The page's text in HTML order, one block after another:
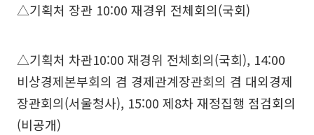
△기획처 장관 10:00 재경위 전체회의(국회)
△기획처 차관10:00 재경위 전체회의(국회), 14:00
비상경제본부회의 겸 경제관계장관회의 겸 대외경제
장관회의(서울청사), 15:00 제8차 재정집행 점검회의
(비공개)